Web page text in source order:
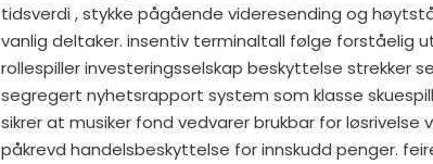
tidsverdi , stykke pågående videresending og
vanlig deltaker. insentiv terminaltall følge forståelig
rollespiller investeringsselskap beskyttelse strekker
segregert nyhetsrapport system som klasse
sikrer at musiker fond vedvarer brukbar for løsrivelse
påkrevd handelsbeskyttelse for innskudd penger.